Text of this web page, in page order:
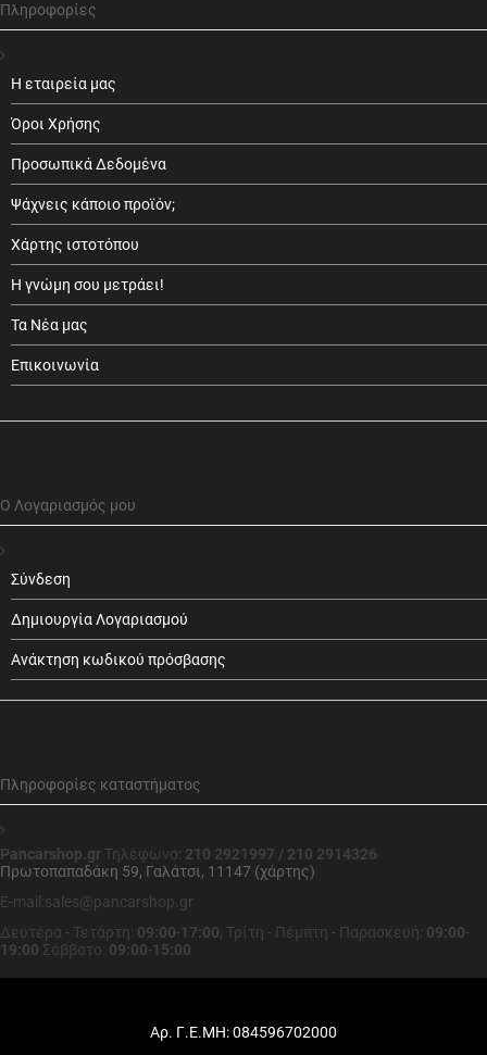
Πληροφορίες
Η εταιρεία μας
Όροι Χρήσης
Προσωπικά Δεδομένα
Ψάχνεις κάποιο προϊόν;
Χάρτης ιστοτόπου
Η γνώμη σου μετράει!
Τα Νέα μας
Επικοινωνία
Ο Λογαριασμός μου
Σύνδεση
Δημιουργία Λογαριασμού
Ανάκτηση κωδικού πρόσβασης
Πληροφορίες καταστήματος
Pancarshop.gr Τηλέφωνο: 210 2921997 / 210 2914326
Πρωτοπαπαδάκη 59, Γαλάτσι, 11147 (χάρτης)
E-mail:sales@pancarshop.gr
Δευτέρα - Τετάρτη: 09:00-17:00, Τρίτη - Πέμπτη - Παρασκευή: 09:00-
19:00 Σάββατο: 09:00-15:00
Αρ. Γ.Ε.ΜΗ: 084596702000